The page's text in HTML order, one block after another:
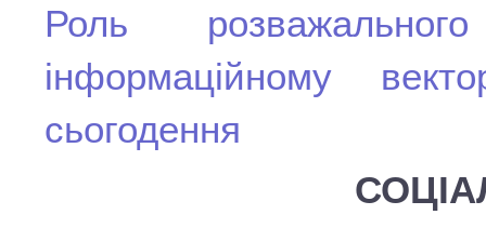
Роль
інформаційному
сьогодення